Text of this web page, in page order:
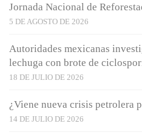
Jornada Nacional de
5 DE AGOSTO DE 2026
Autoridades mexicanas
lechuga con brote de
18 DE JULIO DE 2026
¿Viene nueva crisis petrolera
14 DE JULIO DE 2026